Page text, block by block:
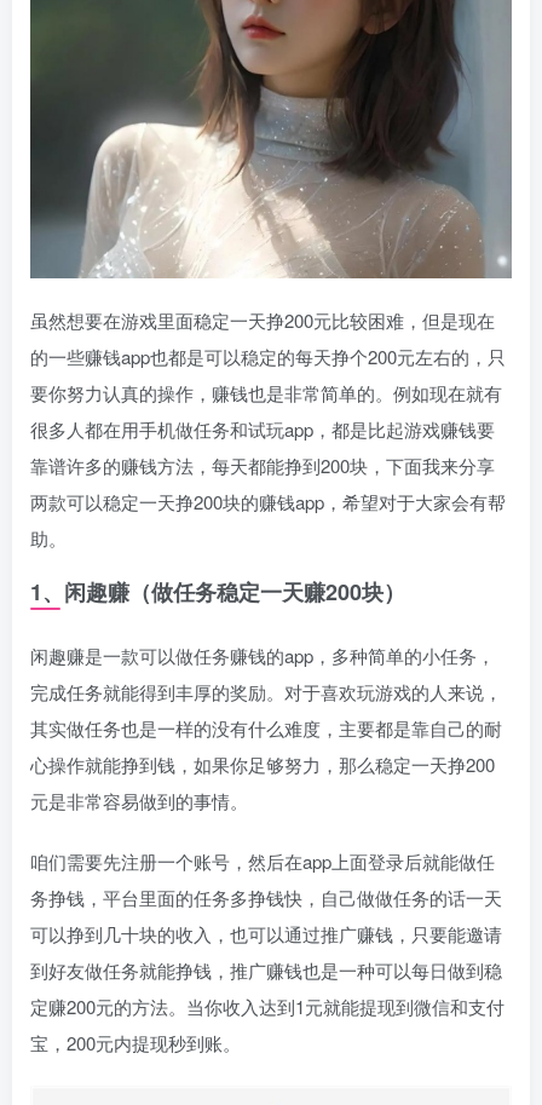
虽然想要在游戏里面稳定一天挣200元比较困难，但是现在
的一些赚钱app也都是可以稳定的每天挣个200元左右的，只
要你努力认真的操作，赚钱也是非常简单的。例如现在就有
很多人都在用手机做任务和试玩app，都是比起游戏赚钱要
靠谱许多的赚钱方法，每天都能挣到200块，下面我来分享
两款可以稳定一天挣200块的赚钱app，希望对于大家会有帮
助。
1、闲趣赚（做任务稳定一天赚200块）
闲趣赚是一款可以做任务赚钱的app，多种简单的小任务，
完成任务就能得到丰厚的奖励。对于喜欢玩游戏的人来说，
其实做任务也是一样的没有什么难度，主要都是靠自己的耐
心操作就能挣到钱，如果你足够努力，那么稳定一天挣200
元是非常容易做到的事情。
咱们需要先注册一个账号，然后在app上面登录后就能做任
务挣钱，平台里面的任务多挣钱快，自己做做任务的话一天
可以挣到几十块的收入，也可以通过推广赚钱，只要能邀请
到好友做任务就能挣钱，推广赚钱也是一种可以每日做到稳
定赚200元的方法。当你收入达到1元就能提现到微信和支付
宝，200元内提现秒到账。